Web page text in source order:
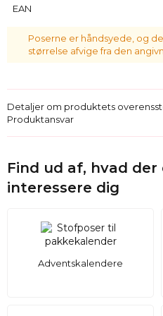
100% naturligt hør fra polsk
EAN
Poserne er håndsyede, og
størrelse afvige fra den
Detaljer om produktets
Produktansvar
Find ud af, hvad
interessere dig
Adventskalendere